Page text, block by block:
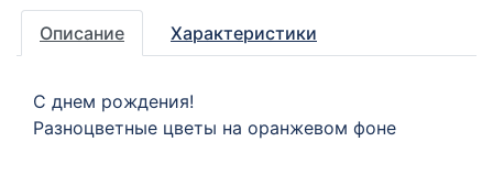
Описание Характеристики
С днем рождения!
Разноцветные цветы на оранжевом фоне